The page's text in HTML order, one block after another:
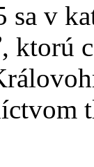
v
ktorú